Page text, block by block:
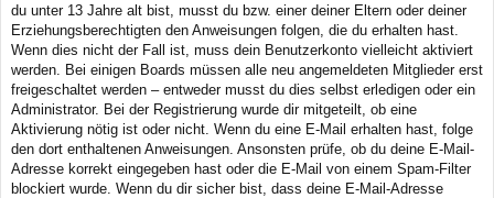
du unter 13 Jahre alt bist, musst du bzw. einer deiner Eltern oder deiner
Erziehungsberechtigten den Anweisungen folgen, die du erhalten hast.
Wenn dies nicht der Fall ist, muss dein Benutzerkonto vielleicht aktiviert
werden. Bei einigen Boards müssen alle neu angemeldeten Mitglieder erst
freigeschaltet werden – entweder musst du dies selbst erledigen oder ein
Administrator. Bei der Registrierung wurde dir mitgeteilt, ob eine
Aktivierung nötig ist oder nicht. Wenn du eine E-Mail erhalten hast, folge
den dort enthaltenen Anweisungen. Ansonsten prüfe, ob du deine E-Mail-
Adresse korrekt eingegeben hast oder die E-Mail von einem Spam-Filter
blockiert wurde. Wenn du dir sicher bist, dass deine E-Mail-Adresse